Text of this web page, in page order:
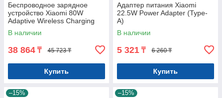
Беспроводное зарядное
устройство Xiaomi 80W
Adaptive Wireless Charging
Stand
В наличии
38 864 ₸ 45 723 ₸
Купить
Адаптер питания Xiaomi
22.5W Power Adapter (Type-
A)
В наличии
5 321 ₸ 6 260 ₸
Купить
–15% –15%